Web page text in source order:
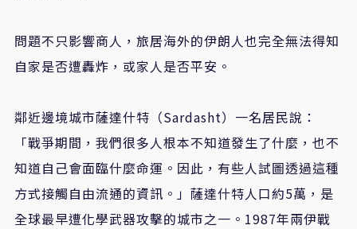
問題不只影響商人，旅居海外的伊朗人也完全無法得知
自家是否遭轟炸，或家人是否平安。
鄰近邊境城市薩達什特（Sardasht）一名居民說：
「戰爭期間，我們很多人根本不知道發生了什麼，也不
知道自己會面臨什麼命運。因此，有些人試圖透過這種
方式接觸自由流通的資訊。」薩達什特人口約5萬，是
全球最早遭化學武器攻擊的城市之一。1987年兩伊戰